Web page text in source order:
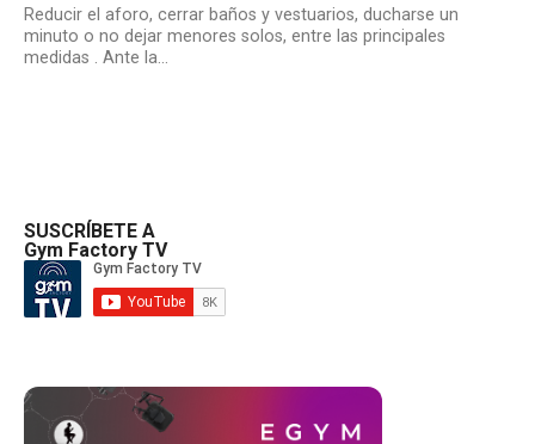
Reducir el aforo, cerrar baños y vestuarios, ducharse un
minuto o no dejar menores solos, entre las principales
medidas . Ante la...
SUSCRÍBETE A
Gym Factory TV